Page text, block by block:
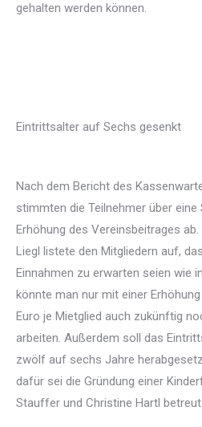
gehalten werden können.
Eintrittsalter auf Sechs gesenkt
Nach dem Bericht des
stimmten die Teilnehmer über
Erhöhung des Vereinsbeitrages
Liegl listete den Mitgliedern auf,
Einnahmen zu erwarten seien wie
könnte man nur mit einer
Euro je Mietglied auch zukünftig
arbeiten. Außerdem soll das
zwölf auf sechs Jahre
dafür sei die Gründung einer
Stauffer und Christine Hartl